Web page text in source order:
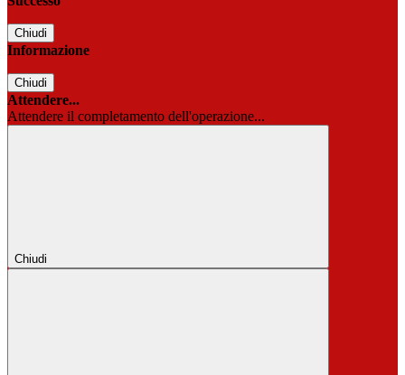
Chiudi
Informazione
Chiudi
Attendere...
Attendere il completamento dell'operazione...
Chiudi